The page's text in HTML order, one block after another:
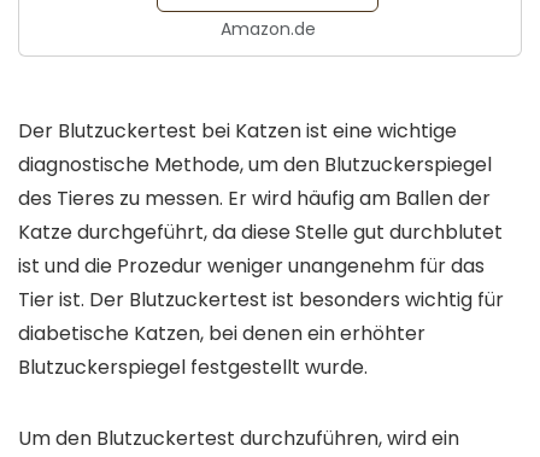
Amazon.de
Der Blutzuckertest bei Katzen ist eine wichtige
diagnostische Methode, um den Blutzuckerspiegel
des Tieres zu messen. Er wird häufig am Ballen der
Katze durchgeführt, da diese Stelle gut durchblutet
ist und die Prozedur weniger unangenehm für das
Tier ist. Der Blutzuckertest ist besonders wichtig für
diabetische Katzen, bei denen ein erhöhter
Blutzuckerspiegel festgestellt wurde.
Um den Blutzuckertest durchzuführen, wird ein